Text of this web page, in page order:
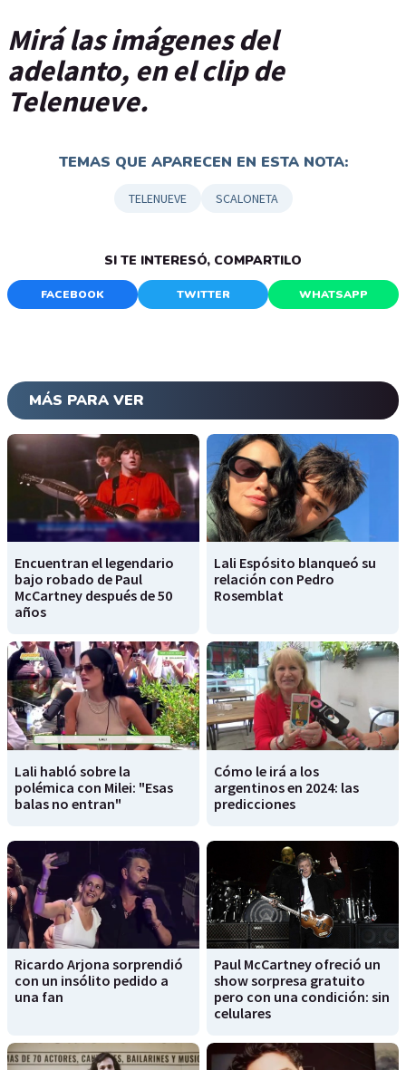
Mirá las imágenes del
adelanto, en el clip de
Telenueve.
TEMAS QUE APARECEN EN ESTA NOTA:
TELENUEVE SCALONETA
SI TE INTERESÓ, COMPARTILO
FACEBOOK TWITTER WHATSAPP
MÁS PARA VER
Encuentran el legendario
bajo robado de Paul
McCartney después de 50
años
Lali Espósito blanqueó su
relación con Pedro
Rosemblat
Lali habló sobre la
polémica con Milei: "Esas
balas no entran"
Cómo le irá a los
argentinos en 2024: las
predicciones
Ricardo Arjona sorprendió
con un insólito pedido a
una fan
Paul McCartney ofreció un
show sorpresa gratuito
pero con una condición: sin
celulares